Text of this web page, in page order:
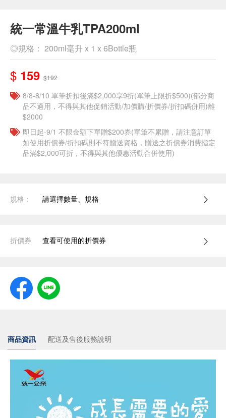
統一常溫牛乳TPA200ml
◎規格： 200ml毫升 x 1 x 6Bottle瓶
$ 159 $192
8/8-8/10 單筆折扣後滿$2,000享9折(單筆上限折$500)(部分商
品不適用，不得與其他促銷活動/加價購/折價券/折扣碼併用)離
$2000
即日起-9/1 不限金額下單贈$200券(單筆不累贈，請注意訂單
如使用折價券/折扣碼則不符贈送資格，贈送之折價券消費指定
品滿$2,000可折，不得與其他優惠活動合併使用)
規格： 請選擇數量、規格
折價券 查看可使用的折價券
商品資訊 配送及售後服務說明